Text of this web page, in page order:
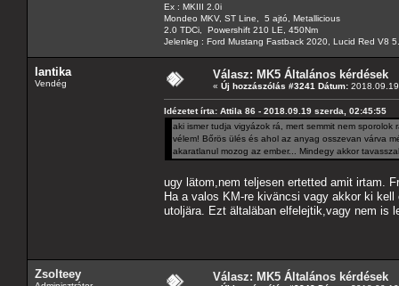
Ex : MKIII 2.0i
Mondeo MKV, ST Line, 5 ajtó, Metallicious
2.0 TDCi, Powershift 210 LE, 450Nm
Jelenleg : Ford Mustang Fastback 2020, Lucid Red V8
lantika
Vendég
Válasz: MK5 Általános kérdések
« Új hozzászólás #3241 Dátum:
Idézetet írta: Attila 86 - 2018.09.19 szerda, 02:45:55
aki ismer tudja vigyázok rá, mert semmit nem
vélem! Bőrös ülés és ahol az anyag osszevan várva
akaratlanul mozog az ember... Mindegy akkor
ugy lätom,nem teljesen ertetted amit irtam.
Ha a valos KM-re kiväncsi vagy akkor ki
utoljära. Ezt ältaläban elfelejtik,vagy nem is
Zsolteey Válasz: MK5 Általános kérdések